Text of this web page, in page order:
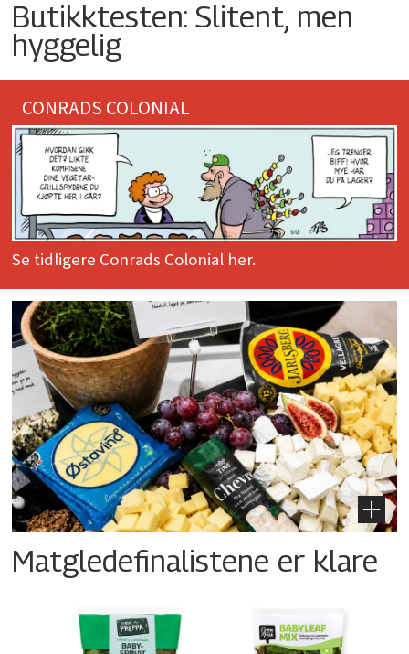
Butikktesten: Slitent, men
hyggelig
CONRADS COLONIAL
Se tidligere Conrads Colonial her.
Matgledefinalistene er klare